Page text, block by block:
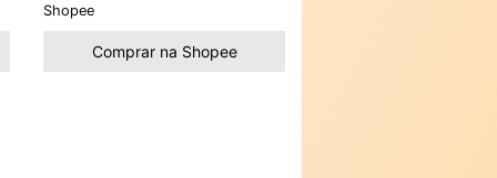
Shopee
Comprar na Shopee